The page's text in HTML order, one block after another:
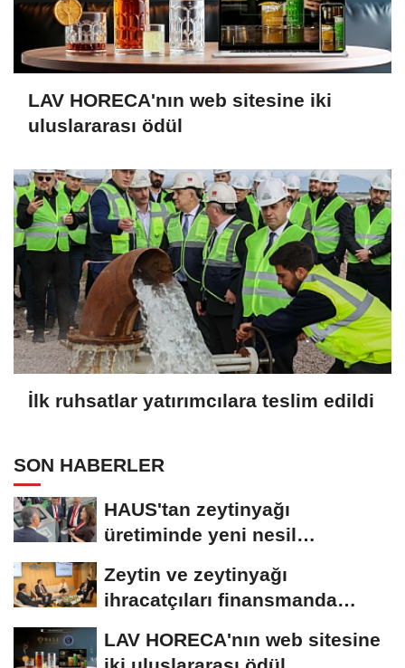
LAV HORECA'nın web sitesine iki
uluslararası ödül
İlk ruhsatlar yatırımcılara teslim edildi
SON HABERLER
HAUS'tan zeytinyağı
üretiminde yeni nesil
Zeytin ve zeytinyağı
ihracatçıları finansmanda
LAV HORECA'nın web sitesine